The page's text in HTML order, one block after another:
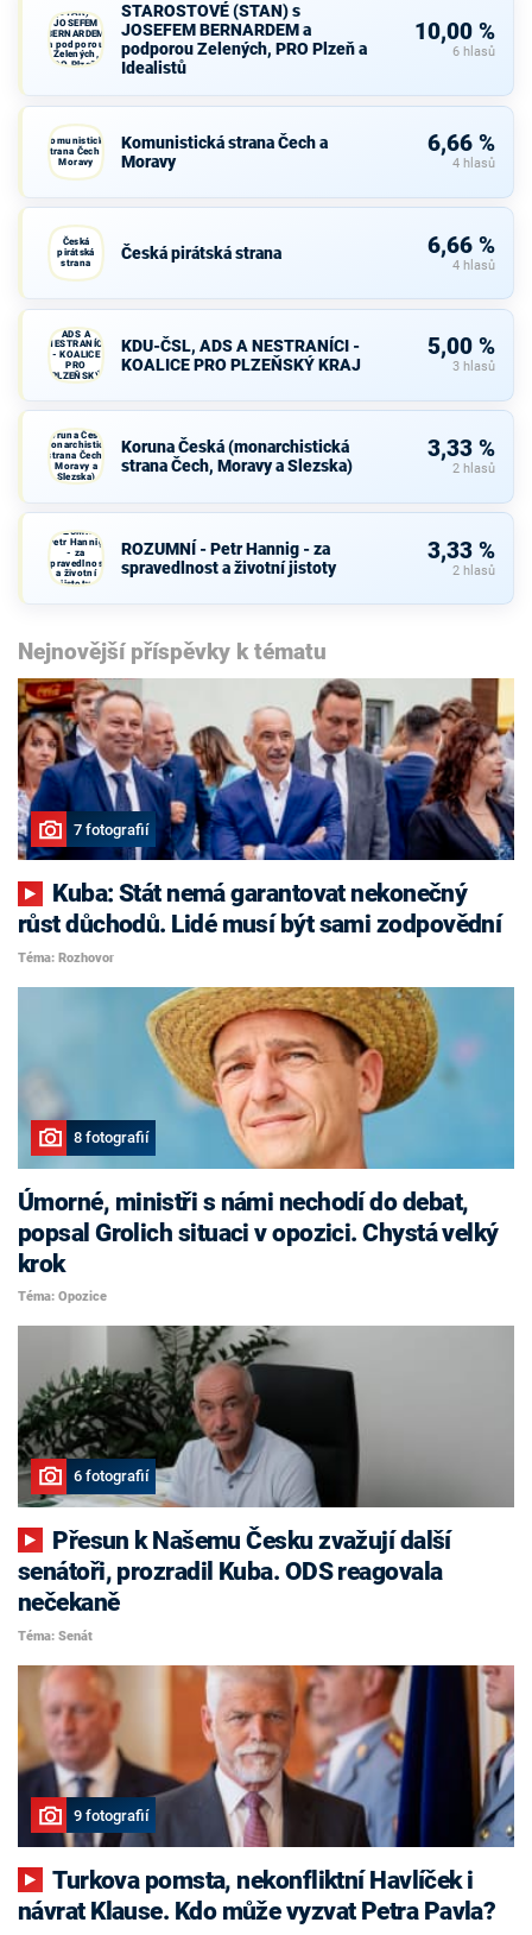
(STAN) s
JOSEFEM
BERNARDEM
a podporou
Zelených,
PRO Plzeň a
STAROSTOVÉ (STAN) s
JOSEFEM BERNARDEM a
podporou Zelených, PRO Plzeň a
Idealistů
10,00 %
6 hlasů
Komunistická
strana Čech a
Moravy
Komunistická strana Čech a
Moravy
6,66 %
4 hlasů
Česká
pirátská
strana
Česká pirátská strana 6,66 %
4 hlasů
ADS A
NESTRANÍCI
- KOALICE
PRO
PLZEŇSKÝ
KRAJ
KDU-ČSL, ADS A NESTRANÍCI -
KOALICE PRO PLZEŇSKÝ KRAJ
5,00 %
3 hlasů
Koruna Česká
(monarchistická
strana Čech,
Moravy a
Slezska)
Koruna Česká (monarchistická
strana Čech, Moravy a Slezska)
3,33 %
2 hlasů
ROZUMNÍ -
Petr Hannig
- za
spravedlnost
a životní
jistoty
ROZUMNÍ - Petr Hannig - za
spravedlnost a životní jistoty
3,33 %
2 hlasů
Nejnovější příspěvky k tématu
7 fotografií
růst důchodů. Lidé musí být sami zodpovědní
Téma: Rozhovor
8 fotografií
Úmorné, ministři s námi nechodí do debat,
popsal Grolich situaci v opozici. Chystá velký
krok
Téma: Opozice
6 fotografií
senátoři, prozradil Kuba. ODS reagovala
nečekaně
Téma: Senát
9 fotografií
Turkova pomsta, nekonfliktní Havlíček i
návrat Klause. Kdo může vyzvat Petra Pavla?